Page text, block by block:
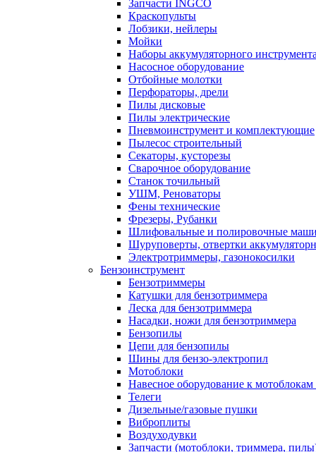
Запчасти INGCO
Краскопульты
Лобзики, нейлеры
Мойки
Наборы аккумуляторного инструмента
Насосное оборудование
Отбойные молотки
Перфораторы, дрели
Пилы дисковые
Пилы электрические
Пневмоинструмент и комплектующие
Пылесос строительный
Секаторы, кусторезы
Сварочное оборудование
Станок точильный
УШМ, Реноваторы
Фены технические
Фрезеры, Рубанки
Шлифовальные и полировочные
Шуруповерты, отвертки
Электротриммеры, газонокосилки
Бензоинструмент
Бензотриммеры
Катушки для бензотриммера
Леска для бензотриммера
Насадки, ножи для бензотриммера
Бензопилы
Цепи для бензопилы
Шины для бензо-электропил
Мотоблоки
Навесное оборудование к мотоблокам
Телеги
Дизельные/газовые пушки
Виброплиты
Воздуходувки
Запчасти (мотоблоки, триммера,